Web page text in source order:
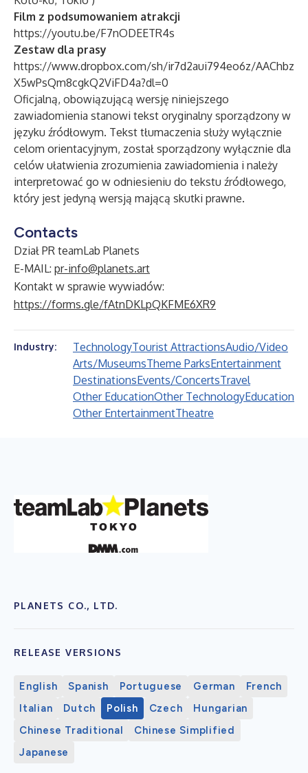
Film z podsumowaniem atrakcji
https://youtu.be/F7nODEETR4s
Zestaw dla prasy
https://www.dropbox.com/sh/ir7d2aui794eo6z/AAChbz
X5wPsQm8cgkQ2ViFD4a?dl=0
Oficjalną, obowiązującą wersję niniejszego
zawiadomienia stanowi tekst oryginalny sporządzony w
języku źródłowym. Tekst tłumaczenia służy wyłącznie
celom orientacyjnym, został sporządzony wyłącznie dla
celów ułatwienia zrozumienia zawiadomienia i należy
interpretować go w odniesieniu do tekstu źródłowego,
który jest jedyną wersją mającą skutki prawne.
Contacts
Dział PR teamLab Planets
E-MAIL: pr-info@planets.art
Kontakt w sprawie wywiadów:
https://forms.gle/fAtnDKLpQKFME6XR9
Industry: TechnologyTourist AttractionsAudio/Video
Arts/MuseumsTheme ParksEntertainment
DestinationsEvents/ConcertsTravel
Other EducationOther TechnologyEducation
Other EntertainmentTheatre
PLANETS CO., LTD.
RELEASE VERSIONS
English Spanish Portuguese German
French
Italian
Dutch Polish Czech
Hungarian
Chinese Traditional
Chinese Simplified
Japanese